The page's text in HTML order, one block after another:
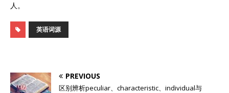
人。
英语词源
PREVIOUS
区别辨析peculiar、characteristic、individual与